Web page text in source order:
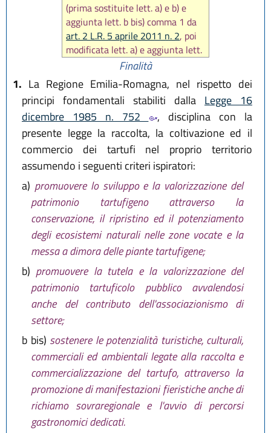
(prima sostituite lett. a) e b) e
aggiunta lett. b bis) comma 1 da
art. 2 L.R. 5 aprile 2011 n. 2, poi
modificata lett. a) e aggiunta lett.
art. 1 L.R. 30 settembre
2016, n. 17
Finalità
1. La Regione Emilia-Romagna, nel rispetto dei
principi fondamentali stabiliti dalla Legge 16
dicembre 1985 n. 752
, disciplina con la
presente legge la raccolta, la coltivazione ed il
commercio dei tartufi nel proprio territorio
assumendo i seguenti criteri ispiratori:
a) promuovere lo sviluppo e la valorizzazione del
patrimonio tartufigeno attraverso la
conservazione, il ripristino ed il potenziamento
degli ecosistemi naturali nelle zone vocate e la
messa a dimora delle piante tartufigene;
b) promuovere la tutela e la valorizzazione del
patrimonio tartuficolo pubblico avvalendosi
anche del contributo dell'associazionismo di
settore;
b bis) sostenere le potenzialità turistiche, culturali,
commerciali ed ambientali legate alla raccolta e
commercializzazione del tartufo, attraverso la
promozione di manifestazioni fieristiche anche di
richiamo sovraregionale e l'avvio di percorsi
gastronomici dedicati.